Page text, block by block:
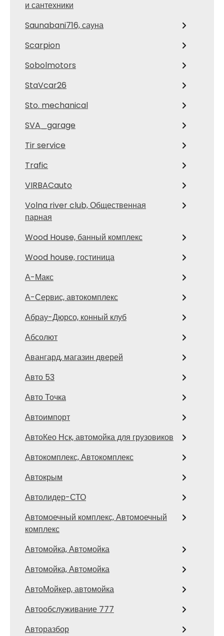
и сантехники
Saunabani716, сауна
Scarpion
Sobolmotors
StaVcar26
Sto. mechanical
SVA_garage
Tir service
Trafic
VIRBACauto
Volna river club, Общественная
парная
Wood House, банный комплекс
Wood house, гостиница
А-Макс
А-Сервис, автокомплекс
Абрау-Дюрсо, конный клуб
Абсолют
Авангард, магазин дверей
Авто 53
Авто Точка
Автоимпорт
АвтоКео Нск, автомойка для грузовиков
Автокомплекс, Автокомплекс
Автокрым
Автолидер-СТО
Автомоечный комплекс, Автомоечный
комплекс
Автомойка, Автомойка
Автомойка, Автомойка
АвтоМойкер, автомойка
Автообслуживание 777
Авторазбор